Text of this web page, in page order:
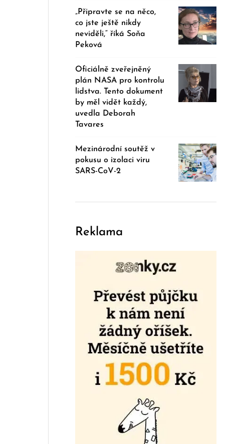
„Připravte se na něco,
co jste ještě nikdy
neviděli,“ říká Soňa
Peková
Oficiálně zveřejněný
plán NASA pro kontrolu
lidstva. Tento dokument
by měl vidět každý,
uvedla Deborah
Tavares
Mezinárodní soutěž v
pokusu o izolaci viru
SARS-CoV-2
Reklama